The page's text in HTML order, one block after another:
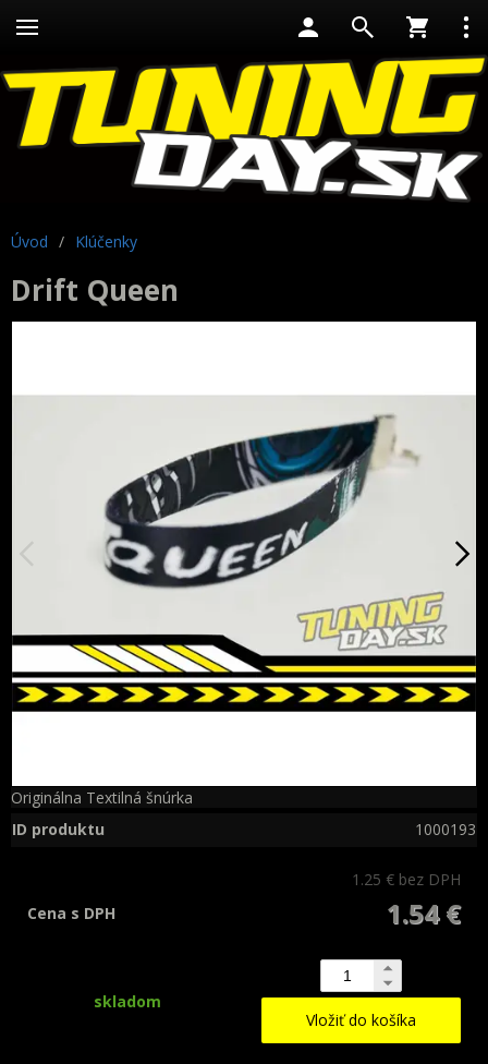
Úvod / Klúčenky
Drift Queen
Originálna Textilná šnúrka
ID produktu
1000193
1.25 € bez DPH
1.54 €
Cena s DPH
skladom
Vložiť do košíka